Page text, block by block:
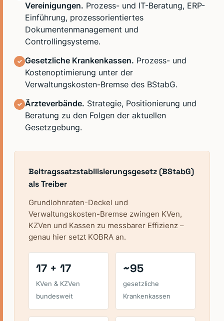
Vereinigungen. Prozess- und IT-Beratung, ERP-
Einführung, prozessorientiertes
Dokumentenmanagement und
Controllingsysteme.
✓ Gesetzliche Krankenkassen. Prozess- und
Kostenoptimierung unter der
Verwaltungskosten-Bremse des BStabG.
✓ Ärzteverbände. Strategie, Positionierung und
Beratung zu den Folgen der aktuellen
Gesetzgebung.
Beitragssatzstabilisierungsgesetz (BStabG)
als Treiber
Grundlohnraten-Deckel und
Verwaltungskosten-Bremse zwingen KVen,
KZVen und Kassen zu messbarer Effizienz –
genau hier setzt KOBRA an.
17 + 17
KVen & KZVen
bundesweit
~95
gesetzliche
Krankenkassen